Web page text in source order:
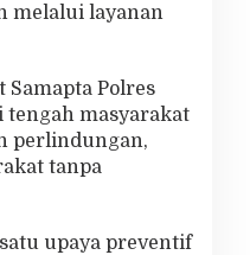
melalui layanan
Samapta Polres
tengah masyarakat
perlindungan,
tanpa
upaya preventif